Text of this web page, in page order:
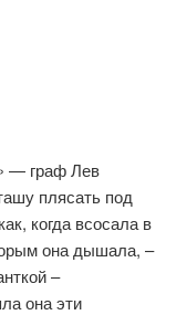
— граф Лев
плясать под
когда всосала в
она дышала, –
–
она эти